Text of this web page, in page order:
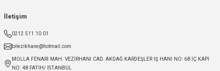
İletişim
0212 511 10 01
bilezikhane@hotmail.com
MOLLA FENARİ MAH. VEZİRHANI CAD. AKDAĞ KARDEŞLER IŞ HANI NO: 68 İÇ KAPI
NO: 48 FATİH/ İSTANBUL